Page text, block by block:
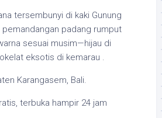
tersembunyi di kaki Gunung
pemandangan padang rumput
sesuai musim—hijau di
eksotis di kemarau .
Karangasem, Bali.
terbuka hampir 24 jam